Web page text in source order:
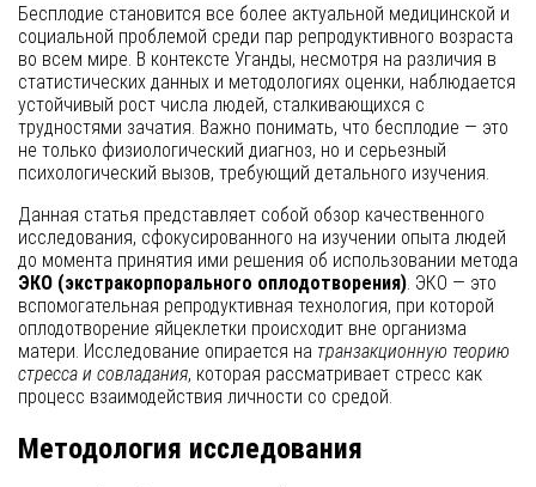
Бесплодие становится все более актуальной медицинской и
социальной проблемой среди пар репродуктивного возраста
во всем мире. В контексте Уганды, несмотря на различия в
статистических данных и методологиях оценки, наблюдается
устойчивый рост числа людей, сталкивающихся с
трудностями зачатия. Важно понимать, что бесплодие — это
не только физиологический диагноз, но и серьезный
психологический вызов, требующий детального изучения.
Данная статья представляет собой обзор качественного
исследования, сфокусированного на изучении опыта людей
до момента принятия ими решения об использовании метода
ЭКО (экстракорпорального оплодотворения) . ЭКО — это
вспомогательная репродуктивная технология, при которой
оплодотворение яйцеклетки происходит вне организма
матери. Исследование опирается на транзакционную теорию
стресса и совладания, которая рассматривает стресс как
процесс взаимодействия личности со средой.
Методология исследования